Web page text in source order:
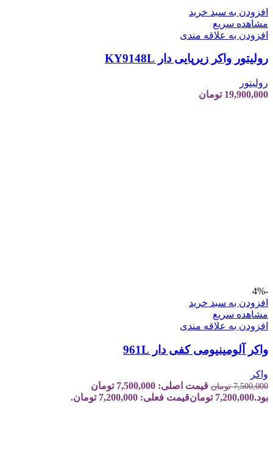
افزودن به سبد خرید
مشاهده سریع
افزودن به علاقه مندی
رولیتور واکر زیرپایی دار KY9148L
رولیتور
19,900,000 تومان
-4%
افزودن به سبد خرید
مشاهده سریع
افزودن به علاقه مندی
واکر آلومینیومی کفی دار 961L
واکر
7,500,000 تومان
قیمت اصلی: 7,500,000 تومان
بود.7,200,000 تومانقیمت فعلی: 7,200,000 تومان.